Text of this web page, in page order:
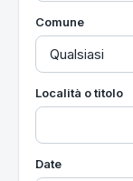
Comune
Località o titolo
Date